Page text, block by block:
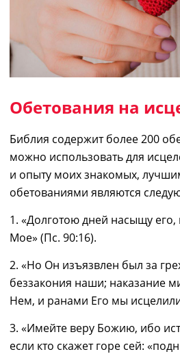
Обетования на
Библия содержитболее 200
можно использовать для
и опыту моих знакомых,
обетованиями являются
1. «Долготою дней насыщу
Мое» (Пс. 90:16).
2. «Но Он изъязвлен был за
беззакония наши; наказание
Нем, и ранами Его мы
3. «Имейте веру Божию, ибо
если кто скажет горе сей: